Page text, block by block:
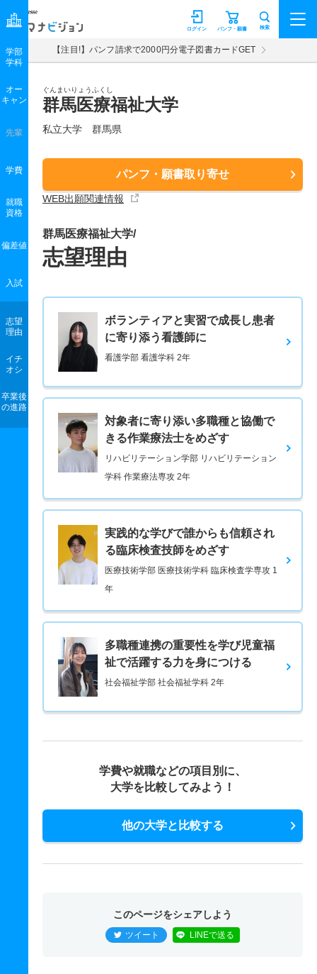
マナビジョン パンフ・願書
ログイン 検索
【注目!】パンフ請求で2000円分電子図書カードGET
ぐんまいりょうふくし
群馬医療福祉大学
私立大学 群馬県
パンフ・願書取り寄せ
WEB出願関連情報
学部
学科
オー
キャン
先輩
学費
就職
資格
偏差値
入試
志望
理由
イチ
オシ
卒業後
の進路
群馬医療福祉大学/
志望理由
ボランティアと実習で成長し患者
に寄り添う看護師に
看護学部 看護学科 2年
対象者に寄り添い多職種と協働で
きる作業療法士をめざす
リハビリテーション学部 リハビリテーション
学科 作業療法専攻 2年
実践的な学びで誰からも信頼され
る臨床検査技師をめざす
医療技術学部 医療技術学科 臨床検査学専攻 1
年
多職種連携の重要性を学び児童福
祉で活躍する力を身につける
社会福祉学部 社会福祉学科 2年
学費や就職などの項目別に、
大学を比較してみよう！
他の大学と比較する
このページをシェアしよう
ツイート LINEで送る